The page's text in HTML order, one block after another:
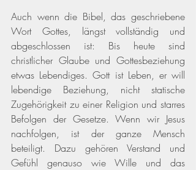
Auch wenn die Bibel, das geschriebene
Wort Gottes, längst vollständig und
abgeschlossen ist: Bis heute sind
christlicher Glaube und Gottesbeziehung
etwas Lebendiges. Gott ist Leben, er will
lebendige Beziehung, nicht statische
Zugehörigkeit zu einer Religion und starres
Befolgen der Gesetze. Wenn wir Jesus
nachfolgen, ist der ganze Mensch
beteiligt. Dazu gehören Verstand und
Gefühl genauso wie Wille und das